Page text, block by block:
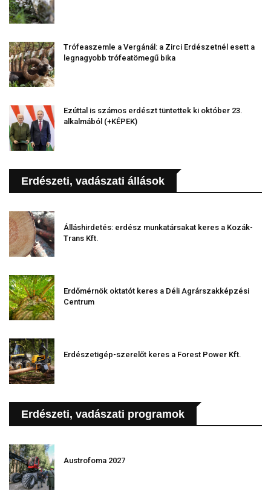
Trófeaszemle a Vergánál: a Zirci Erdészetnél esett a
legnagyobb trófeatömegű bika
Ezúttal is számos erdészt tüntettek ki október 23.
alkalmából (+KÉPEK)
Erdészeti, vadászati állások
Álláshirdetés: erdész munkatársakat keres a Kozák-
Trans Kft.
Erdőmérnök oktatót keres a Déli Agrárszakképzési
Centrum
Erdészetigép-szerelőt keres a Forest Power Kft.
Erdészeti, vadászati programok
Austrofoma 2027